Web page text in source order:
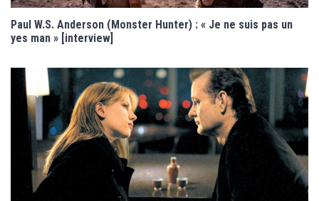
Paul W.S. Anderson (Monster Hunter) : « Je ne suis pas un
yes man » [interview]